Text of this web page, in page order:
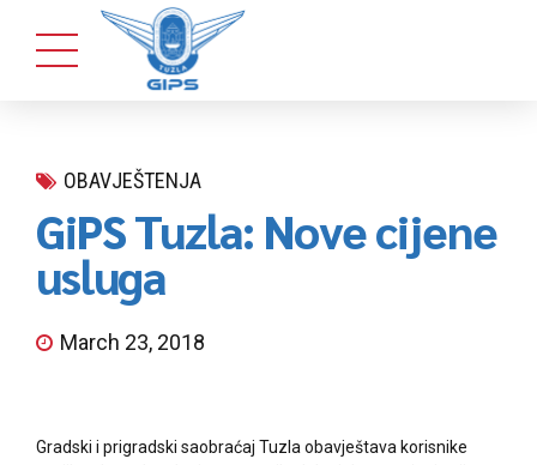
OBAVJEŠTENJA
GiPS Tuzla: Nove cijene
usluga
March 23, 2018
Gradski i prigradski saobraćaj Tuzla obavještava korisnike